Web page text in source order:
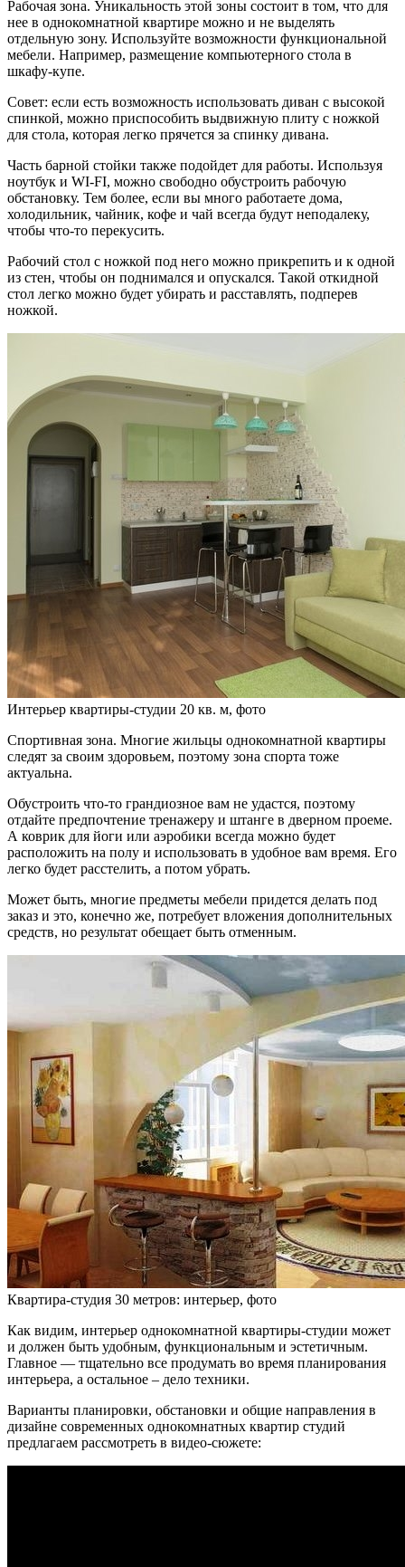
Рабочая зона. Уникальность этой зоны состоит в том, что для
нее в однокомнатной квартире можно и не выделять
отдельную зону. Используйте возможности функциональной
мебели. Например, размещение компьютерного стола в
шкафу-купе.
Совет: если есть возможность использовать диван с высокой
спинкой, можно приспособить выдвижную плиту с ножкой
для стола, которая легко прячется за спинку дивана.
Часть барной стойки также подойдет для работы. Используя
ноутбук и WI-FI, можно свободно обустроить рабочую
обстановку. Тем более, если вы много работаете дома,
холодильник, чайник, кофе и чай всегда будут неподалеку,
чтобы что-то перекусить.
Рабочий стол с ножкой под него можно прикрепить и к одной
из стен, чтобы он поднимался и опускался. Такой откидной
стол легко можно будет убирать и расставлять, подперев
ножкой.
Интерьер квартиры-студии 20 кв. м, фото
Спортивная зона. Многие жильцы однокомнатной квартиры
следят за своим здоровьем, поэтому зона спорта тоже
актуальна.
Обустроить что-то грандиозное вам не удастся, поэтому
отдайте предпочтение тренажеру и штанге в дверном проеме.
А коврик для йоги или аэробики всегда можно будет
расположить на полу и использовать в удобное вам время. Его
легко будет расстелить, а потом убрать.
Может быть, многие предметы мебели придется делать под
заказ и это, конечно же, потребует вложения дополнительных
средств, но результат обещает быть отменным.
Квартира-студия 30 метров: интерьер, фото
Как видим, интерьер однокомнатной квартиры-студии может
и должен быть удобным, функциональным и эстетичным.
Главное — тщательно все продумать во время планирования
интерьера, а остальное – дело техники.
Варианты планировки, обстановки и общие направления в
дизайне современных однокомнатных квартир студий
предлагаем рассмотреть в видео-сюжете: